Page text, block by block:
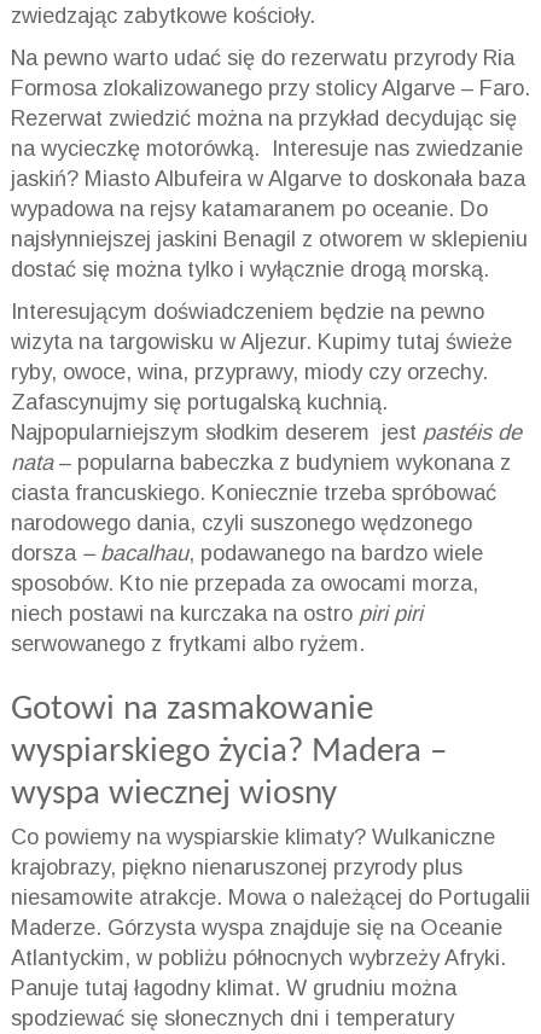
zwiedzając zabytkowe kościoły.
Na pewno warto udać się do rezerwatu przyrody Ria
Formosa zlokalizowanego przy stolicy Algarve – Faro.
Rezerwat zwiedzić można na przykład decydując się
na wycieczkę motorówką. Interesuje nas zwiedzanie
jaskiń? Miasto Albufeira w Algarve to doskonała baza
wypadowa na rejsy katamaranem po oceanie. Do
najsłynniejszej jaskini Benagil z otworem w sklepieniu
dostać się można tylko i wyłącznie drogą morską.
Interesującym doświadczeniem będzie na pewno
wizyta na targowisku w Aljezur. Kupimy tutaj świeże
ryby, owoce, wina, przyprawy, miody czy orzechy.
Zafascynujmy się portugalską kuchnią.
Najpopularniejszym słodkim deserem jest pastéis de
nata– popularna babeczka z budyniem wykonana z
ciasta francuskiego. Koniecznie trzeba spróbować
narodowego dania, czyli suszonego wędzonego
dorsza – bacalhau, podawanego na bardzo wiele
sposobów. Kto nie przepada za owocami morza,
niech postawi na kurczaka na ostro piri piri
serwowanego z frytkami albo ryżem.
Gotowi na zasmakowanie
wyspiarskiego życia? Madera –
wyspa wiecznej wiosny
Co powiemy na wyspiarskie klimaty? Wulkaniczne
krajobrazy, piękno nienaruszonej przyrody plus
niesamowite atrakcje. Mowa o należącej do Portugalii
Maderze. Górzysta wyspa znajduje się na Oceanie
Atlantyckim, w pobliżu północnych wybrzeży Afryki.
Panuje tutaj łagodny klimat. W grudniu można
spodziewać się słonecznych dni i temperatury